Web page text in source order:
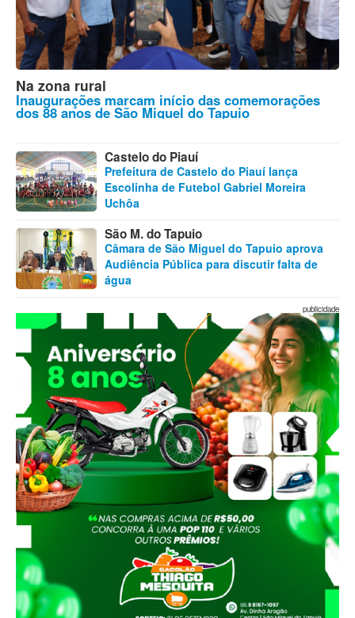
Na zona rural
Inaugurações marcam início das comemorações
dos 88 anos de São Miguel do Tapuio
Castelo do Piauí
Prefeitura de Castelo do Piauí lança
Escolinha de Futebol Gabriel Moreira
Uchôa
São M. do Tapuio
Câmara de São Miguel do Tapuio aprova
Audiência Pública para discutir falta de
água
publicidade